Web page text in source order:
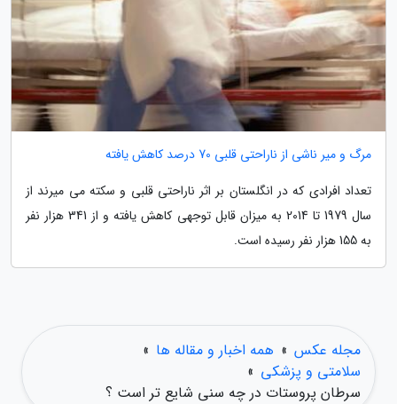
مرگ و میر ناشی از ناراحتی قلبی 70 درصد کاهش یافته
تعداد افرادی که در انگلستان بر اثر ناراحتی قلبی و سکته می میرند از
سال 1979 تا 2014 به میزان قابل توجهی کاهش یافته و از 341 هزار نفر
به 155 هزار نفر رسیده است.
مجله عکس » همه اخبار و مقاله ها »
سلامتی و پزشکی »
سرطان پروستات در چه سنی شایع تر است ؟